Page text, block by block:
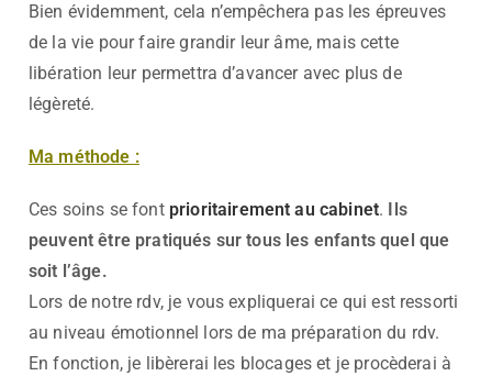
Bien évidemment, cela n’empêchera pas les épreuves
de la vie pour faire grandir leur âme, mais cette
libération leur permettra d’avancer avec plus de
légèreté.
Ma méthode :
Ces soins se font prioritairement au cabinet.
Ils
peuvent être pratiqués sur tous les enfants quel que
soit l’âge.
Lors de notre rdv, je vous expliquerai ce qui est ressorti
au niveau émotionnel lors de ma préparation du rdv.
En fonction, je libèrerai les blocages et je procèderai à